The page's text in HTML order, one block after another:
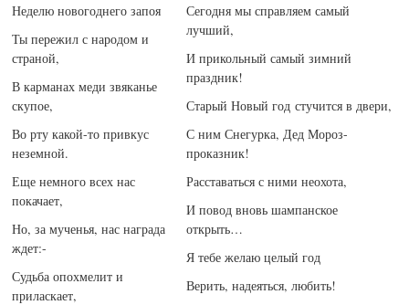
Неделю новогоднего запоя
Ты пережил с народом и
страной,
В карманах меди звяканье
скупое,
Во рту какой-то привкус
неземной.
Еще немного всех нас
покачает,
Но, за мученья, нас награда
ждет:-
Судьба опохмелит и
приласкает,
Сегодня мы справляем самый
лучший,
И прикольный самый зимний
праздник!
Старый Новый год стучится в двери,
С ним Снегурка, Дед Мороз-
проказник!
Расставаться с ними неохота,
И повод вновь шампанское
открыть…
Я тебе желаю целый год
Верить, надеяться, любить!